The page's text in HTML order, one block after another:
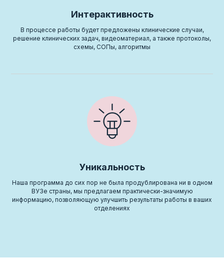
Интерактивность
В процессе работы будет предложены клинические случаи,
решение клинических задач, видеоматериал, а также протоколы,
схемы, СОПы, алгоритмы
Уникальность
Наша программа до сих пор не была продублирована ни в одном
ВУЗе страны, мы предлагаем практически-значимую
информацию, позволяющую улучшить результаты работы в ваших
отделениях